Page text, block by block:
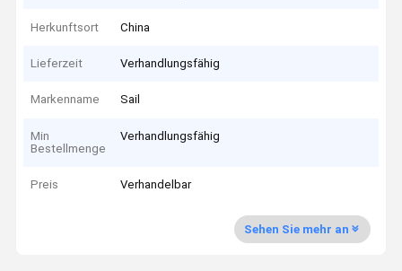
Herkunftsort China
Lieferzeit Verhandlungsfähig
Markenname Sail
Min
Bestellmenge
Verhandlungsfähig
Preis Verhandelbar
Sehen Sie mehr an